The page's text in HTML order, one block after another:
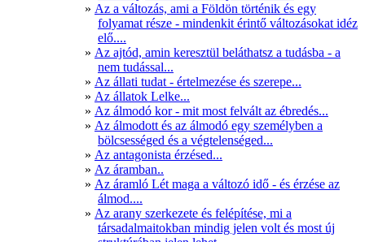
Az a változás, ami a Földön történik és egy
folyamat része - mindenkit érintő változásokat idéz
elő....
Az ajtód, amin keresztül beláthatsz a tudásba - a
nem tudással...
Az állati tudat - értelmezése és szerepe...
Az állatok Lelke...
Az álmodó kor - mit most felvált az ébredés...
Az álmodott és az álmodó egy személyben a
bölcsességed és a végtelenséged...
Az antagonista érzésed...
Az áramban..
Az áramló Lét maga a változó idő - és érzése az
álmod....
Az arany szerkezete és felépítése, mi a
társadalmaitokban mindig jelen volt és most új